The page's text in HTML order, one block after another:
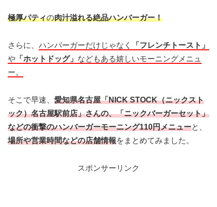
極厚パティの肉汁溢れる絶品ハンバーガー！
さらに、 ハンバーガーだけじゃなく
「フレンチトースト」
や 「ホットドッグ」 などもある嬉しいモーニングメニュ
ー。
そこで早速、 愛知県名古屋「NICK STOCK（ニックスト
ック）名古屋駅前店」さんの、「ニックバーガーセット」
などの衝撃のハンバーガーモーニング110円メニューと、
場所や営業時間などの店舗情報をまとめてみました。
スポンサーリンク